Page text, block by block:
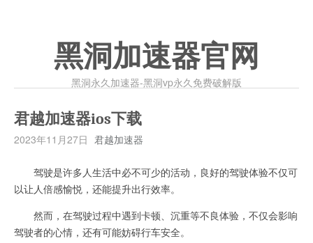
黑洞加速器官网
黑洞永久加速器-黑洞vp永久免费破解版
君越加速器ios下载
2023年11月27日 君越加速器
驾驶是许多人生活中必不可少的活动，良好的驾驶体验不仅可
以让人倍感愉悦，还能提升出行效率。
然而，在驾驶过程中遇到卡顿、沉重等不良体验，不仅会影响
驾驶者的心情，还有可能妨碍行车安全。